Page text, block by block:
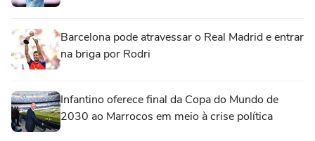
Barcelona pode atravessar o Real Madrid e entrar
na briga por Rodri
Infantino oferece final da Copa do Mundo de
2030 ao Marrocos em meio à crise política